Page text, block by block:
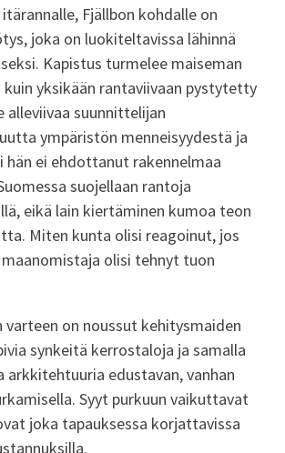
Fjällbon kohdalle on
joka on luokiteltavissa lähinnä
Kapistus turmelee maiseman
yksikään rantaviivaan pystytetty
alleviivaa suunnittelijan
ympäristön menneisyydestä ja
hän ei ehdottanut rakennelmaa
suojellaan rantoja
eikä lain kiertäminen kumoa teon
Miten kunta olisi reagoinut, jos
olisi tehnyt tuon
varteen on noussut kehitysmaiden
synkeitä kerrostaloja ja samalla
arkkitehtuuria edustavan, vanhan
Syyt purkuun vaikuttavat
joka tapauksessa korjattavissa